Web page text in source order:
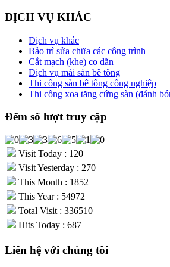
DỊCH VỤ KHÁC
Dịch vụ khác
Bảo trì sửa chữa các công trình
Cắt mạch (khe) co dãn
Dịch vụ mái sàn bê tông
Thi công sàn bê tông công nghiệp
Thi công xoa tăng cứng sàn (đánh
Đếm số lượt truy cập
Visit Today : 120
Visit Yesterday : 270
This Month : 1852
This Year : 54972
Total Visit : 336510
Hits Today : 687
Liên hệ với chúng tôi